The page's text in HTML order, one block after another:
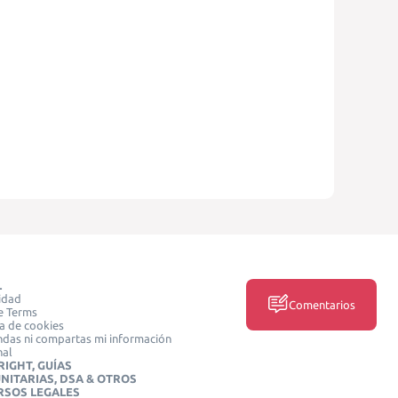
Terms
de cookies
ni compartas mi información
GUÍAS
DSA & OTROS
LEGALES
Comentarios